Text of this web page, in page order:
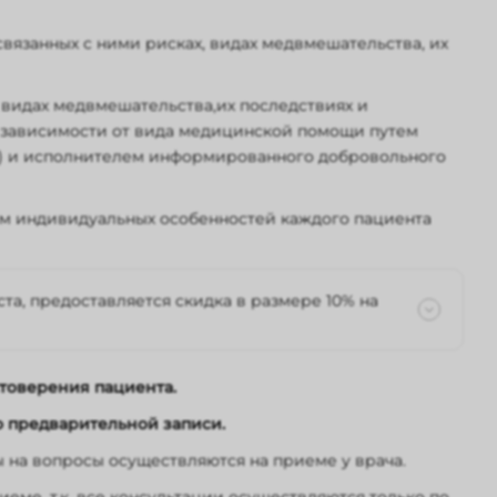
с ними рисках, видах медвмешательства, их
медвмешательства,их последствиях и
от вида медицинской помощи путем
и исполнителем информированного добровольного
индивидуальных особенностей каждого пациента
предоставляется скидка в размере 10% на
сестрой;
сестрой;
сестрой;
медицинской сестрой для динамического
пациента.
предварительной записи.
вопросы осуществляются на приеме у врача.